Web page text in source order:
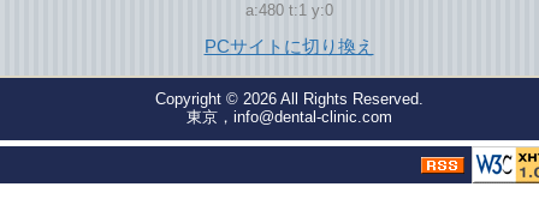
a:480 t:1 y:0
PCサイトに切り換え
Copyright © 2026 All Rights Reserved.
東京，info@dental-clinic.com